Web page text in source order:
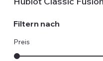
Filtern nach
Preis